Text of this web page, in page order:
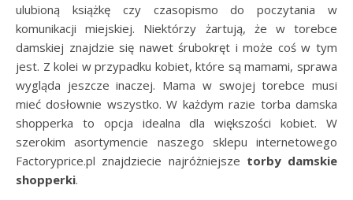
ulubioną książkę czy czasopismo do poczytania w
komunikacji miejskiej. Niektórzy żartują, że w torebce
damskiej znajdzie się nawet śrubokręt i może coś w tym
jest. Z kolei w przypadku kobiet, które są mamami, sprawa
wygląda jeszcze inaczej. Mama w swojej torebce musi
mieć dosłownie wszystko. W każdym razie torba damska
shopperka to opcja idealna dla większości kobiet. W
szerokim asortymencie naszego sklepu internetowego
Factoryprice.pl znajdziecie najróżniejsze torby damskie
shopperki.